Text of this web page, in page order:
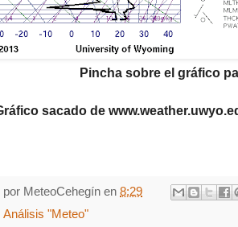
Pincha sobre el gráfico
sacado de
por MeteoCehegín en 8:29
Análisis "Meteo"